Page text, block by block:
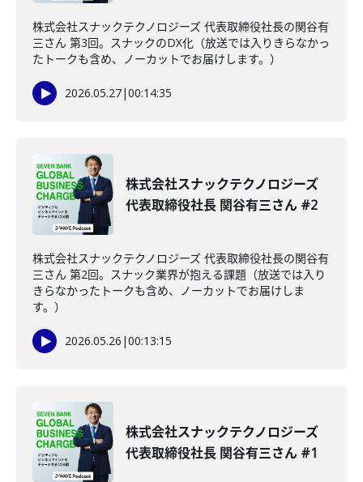
株式会社スナックテクノロジーズ 代表取締役社長の関谷有
三さん 第3回。スナックのDX化（放送では入りきらなかっ
たトークも含め、ノーカットでお届けします。）
2026.05.27|00:14:35
株式会社スナックテクノロジーズ
代表取締役社長 関谷有三さん #2
株式会社スナックテクノロジーズ 代表取締役社長の関谷有
三さん 第2回。スナック業界が抱える課題（放送では入り
きらなかったトークも含め、ノーカットでお届けしま
す。）
2026.05.26 |00:13:15
株式会社スナックテクノロジーズ
代表取締役社長 関谷有三さん #1